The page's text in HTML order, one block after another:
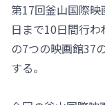
第17回釜山国際
日まで10日間行
の7つの映画館37
する。